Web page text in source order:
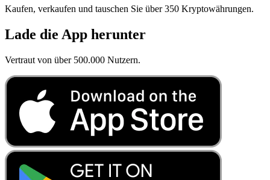
Kaufen, verkaufen und tauschen Sie über 350 Kryptowährungen.
Lade die App herunter
Vertraut von über 500.000 Nutzern.